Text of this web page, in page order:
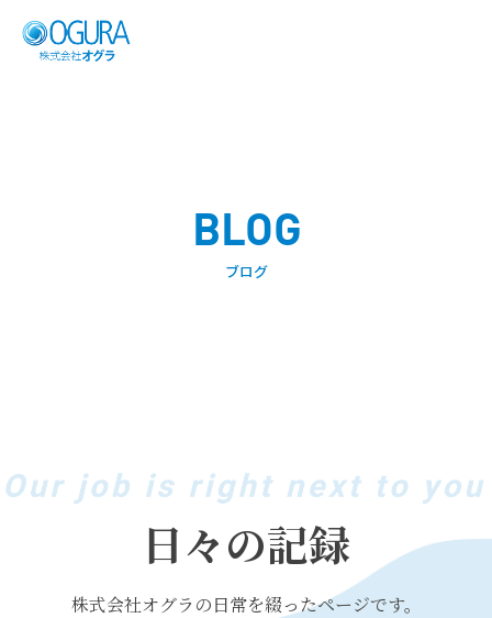
content
BLOG
ブログ
日々の記録
株式会社オグラの日常を綴ったページです。